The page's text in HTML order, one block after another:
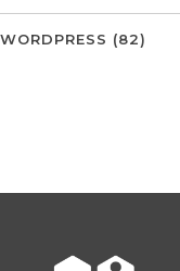
WORDPRESS (82)